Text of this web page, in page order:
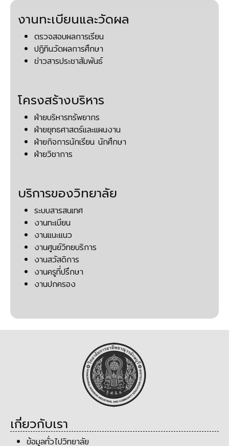
งานทะเบียนและวัดผล
ตรวจสอบผลการเรียน
ปฏิทินวัดผลการศึกษา
ข่าวสารประชาสัมพันธ์
โครงสร้างบริหาร
ฝ่ายบริหารทรัพยากร
ฝ่ายยุทธศาสตร์และแผนงาน
ฝ่ายกิจการนักเรียน นักศึกษา
ฝ่ายวิชาการ
บริการของวิทยาลัย
ระบบสารสนเทศ
งานทะเบียน
งานแนะแนว
งานศูนย์วิทยบริการ
งานสวัสดิการ
งานครูที่ปรึกษา
งานปกครอง
เกี่ยวกับเรา
ข้อมูลทั่วไปวิทยาลัย